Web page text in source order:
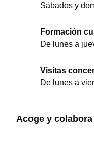
Sábados y
Formación
De lunes a
Visitas
De lunes a
Acoge y colabora